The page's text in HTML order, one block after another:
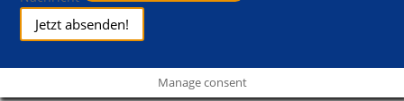
Jetzt absenden!
Manage consent